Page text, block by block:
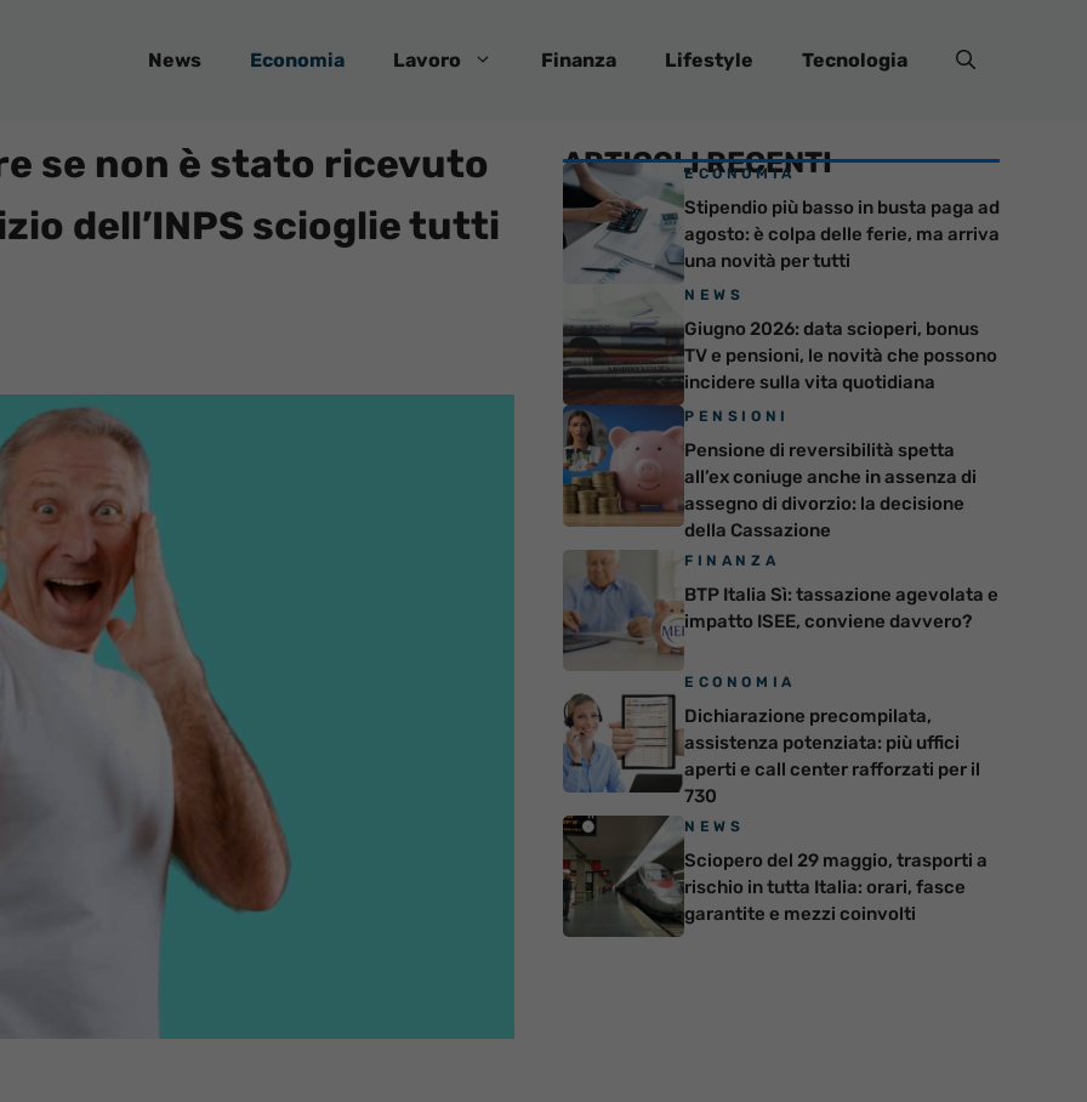
News Economia Lavoro Finanza Lifestyle Tecnologia
se non è stato ricevuto
dell’INPS scioglie tutti
ARTICOLI RECENTI
ECONOMIA
Stipendio più basso in busta paga ad
agosto: è colpa delle ferie, ma arriva
una novità per tutti
NEWS
Giugno 2026: data scioperi, bonus
TV e pensioni, le novità che possono
incidere sulla vita quotidiana
PENSIONI
Pensione di reversibilità spetta
all’ex coniuge anche in assenza di
assegno di divorzio: la decisione
della Cassazione
FINANZA
BTP Italia Sì: tassazione agevolata e
impatto ISEE, conviene davvero?
ECONOMIA
Dichiarazione precompilata,
assistenza potenziata: più uffici
aperti e call center rafforzati per il
730
NEWS
Sciopero del 29 maggio, trasporti a
rischio in tutta Italia: orari, fasce
garantite e mezzi coinvolti